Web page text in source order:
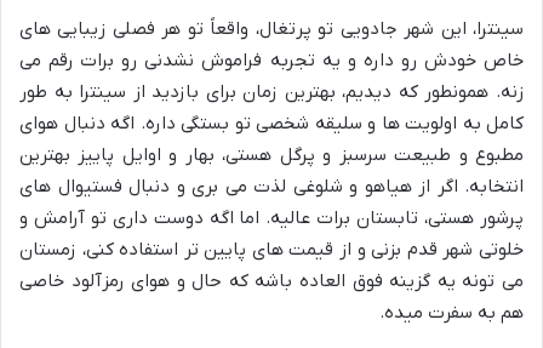
سینترا، این شهر جادویی تو پرتغال، واقعاً تو هر فصلی زیبایی های
خاص خودش رو داره و یه تجربه فراموش نشدنی رو برات رقم می
زنه. همونطور که دیدیم، بهترین زمان برای بازدید از سینترا به طور
کامل به اولویت ها و سلیقه شخصی تو بستگی داره. اگه دنبال هوای
مطبوع و طبیعت سرسبز و پرگل هستی، بهار و اوایل پاییز بهترین
انتخابه. اگر از هیاهو و شلوغی لذت می بری و دنبال فستیوال های
پرشور هستی، تابستان برات عالیه. اما اگه دوست داری تو آرامش و
خلوتی شهر قدم بزنی و از قیمت های پایین تر استفاده کنی، زمستان
می تونه یه گزینه فوق العاده باشه که حال و هوای رمزآلود خاصی
هم به سفرت میده.